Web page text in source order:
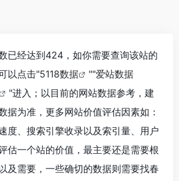
已经达到424，如你需要查询该站的
以点击"5118数据 ""爱站数据
"进入；以目前的网站数据参考，建
据为准，更多网站价值评估因素如：
度、搜索引擎收录以及索引量、用户
估一个站的价值，最主要还是需要根
及需要，一些确切的数据则需要找春